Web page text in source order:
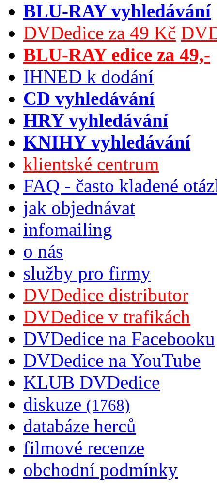
BLU-RAY vyhledávání
DVDedice za 49 Kč
BLU-RAY edice za 49,-
IHNED k dodání
CD vyhledávání
HRY vyhledávání
KNIHY vyhledávání
klientské centrum
FAQ - často kladené
jak objednávat
infomailing
o nás
služby pro firmy
DVDedice distributor
DVDedice v trafikách
DVDedice na Facebooku
DVDedice na YouTube
KLUB DVDedice
diskuze (1768)
databáze herců
filmové recenze
obchodní podmínky